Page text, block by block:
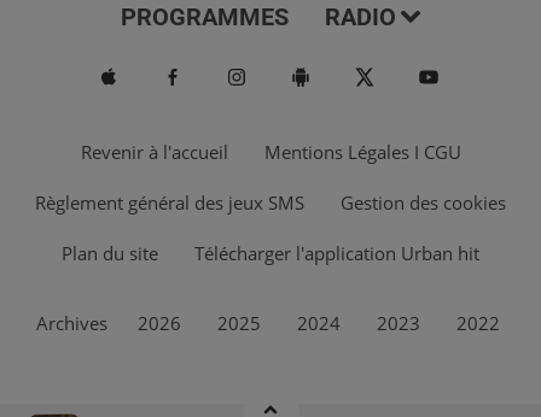
PROGRAMMES RADIO
Revenir à l'accueil Mentions Légales I CGU
Règlement général des jeux SMS Gestion des cookies
Plan du site Télécharger l'application Urban hit
Archives 2026 2025 2024 2023 2022